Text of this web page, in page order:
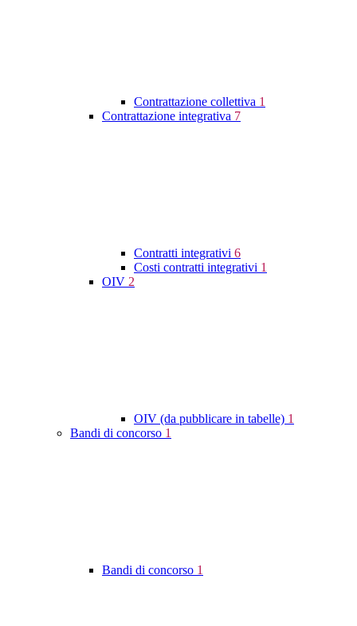
Contrattazione collettiva 1
Contrattazione integrativa 7
Contratti integrativi 6
Costi contratti integrativi 1
OIV 2
OIV (da pubblicare in tabelle) 1
Bandi di concorso 1
Bandi di concorso 1